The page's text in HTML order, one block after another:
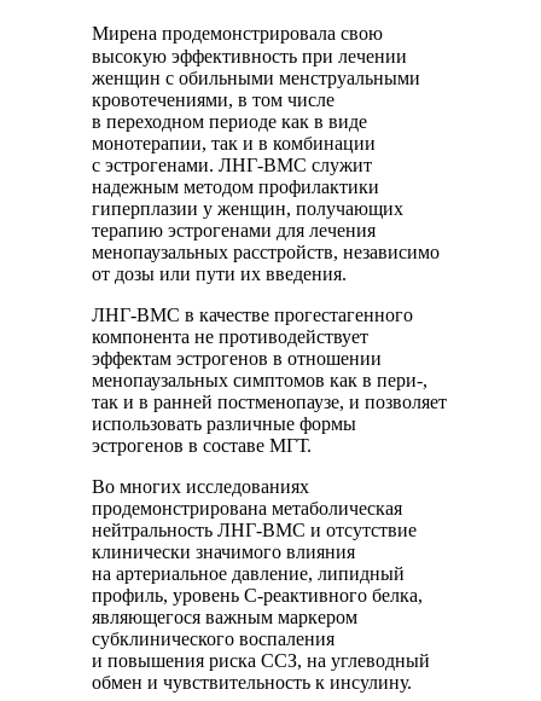
Миренапродемонстрировала свою
высокую эффективность при лечении
женщин с обильными менструальными
кровотечениями, в том числе
в переходном периоде как в виде
монотерапии, так и в комбинации
с эстрогенами. ЛНГ-ВМС служит
надежным методом профилактики
гиперплазии у женщин, получающих
терапию эстрогенами для лечения
менопаузальных расстройств, независимо
от дозы или пути их введения.
ЛНГ-ВМС в качестве прогестагенного
компонента не противодействует
эффектам эстрогенов в отношении
менопаузальных симптомов как в пери-,
так и в ранней постменопаузе, и позволяет
использовать различные формы
эстрогенов в составе МГТ.
Во многих исследованиях
продемонстрирована метаболическая
нейтральность ЛНГ-ВМС и отсутствие
клинически значимого влияния
на артериальное давление, липидный
профиль, уровень С-реактивного белка,
являющегося важным маркером
субклинического воспаления
и повышения риска ССЗ, на углеводный
обмен и чувствительность к инсулину.